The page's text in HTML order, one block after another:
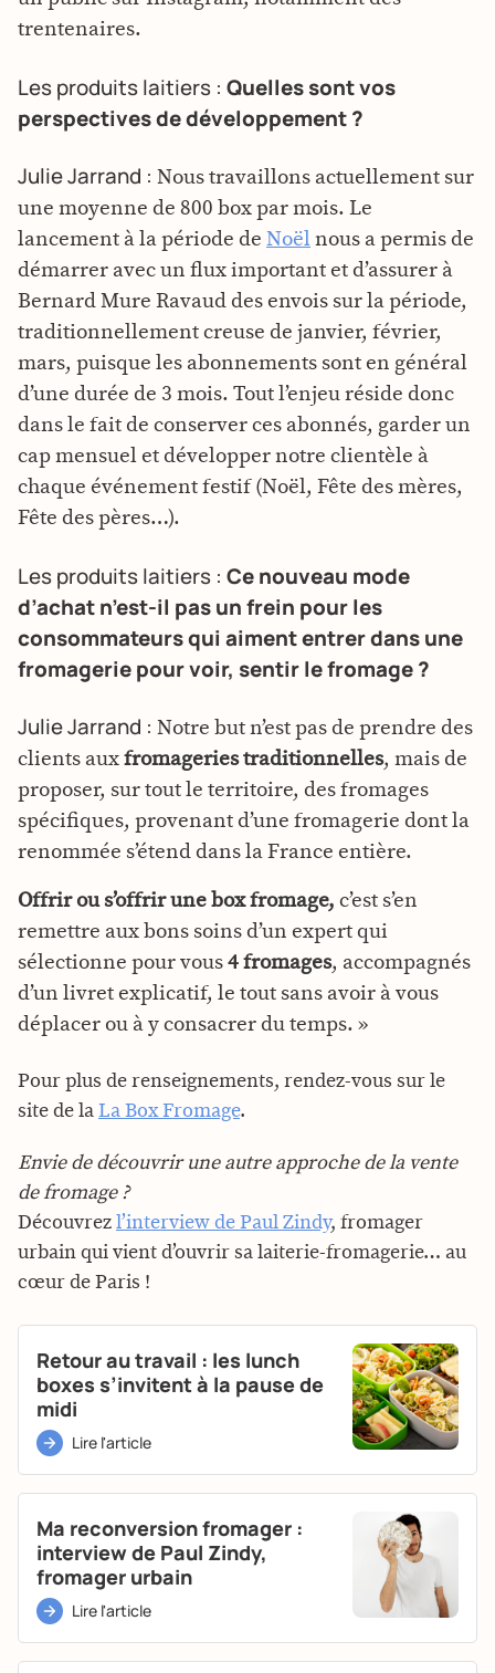
trentenaires.
Les produits laitiers : Quelles sont vos
perspectives de développement ?
Julie Jarrand : Nous travaillons actuellement sur
une moyenne de 800 box par mois. Le
lancement à la période de Noël nous a permis de
démarrer avec un flux important et d’assurer à
Bernard Mure Ravaud des envois sur la période,
traditionnellement creuse de janvier, février,
mars, puisque les abonnements sont en général
d’une durée de 3 mois. Tout l’enjeu réside donc
dans le fait de conserver ces abonnés, garder un
cap mensuel et développer notre clientèle à
chaque événement festif (Noël, Fête des mères,
Fête des pères…).
Les produits laitiers : Ce nouveau mode
d’achat n’est-il pas un frein pour les
consommateurs qui aiment entrer dans une
fromagerie pour voir, sentir le fromage ?
Julie Jarrand : Notre but n’est pas de prendre des
clients aux fromageries traditionnelles, mais de
proposer, sur tout le territoire, des fromages
spécifiques, provenant d’une fromagerie dont la
renommée s’étend dans la France entière.
Offrir ou s’offrir une box fromage, c’est s’en
remettre aux bons soins d’un expert qui
sélectionne pour vous 4 fromages, accompagnés
d’un livret explicatif, le tout sans avoir à vous
déplacer ou à y consacrer du temps. »
Pour plus de renseignements, rendez-vous sur le
site de la La Box Fromage.
Envie de découvrir une autre approche de la vente
de fromage ?
Découvrez l’interview de Paul Zindy, fromager
urbain qui vient d’ouvrir sa laiterie-fromagerie… au
cœur de Paris !
Retour au travail : les lunch
boxes s’invitent à la pause de
midi
Lire l'article
Ma reconversion fromager :
interview de Paul Zindy,
fromager urbain
Lire l'article